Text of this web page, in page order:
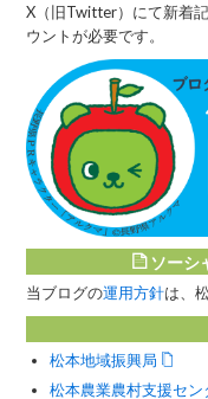
X（旧Twitter）にて新着
ウントが必要です。
ソーシ
当ブログの運用方針は、
松本地域振興局
松本農業農村支援セン